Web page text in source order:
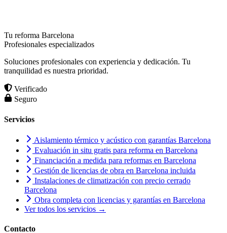
Tu reforma Barcelona
Profesionales especializados
Soluciones profesionales con experiencia y dedicación. Tu
tranquilidad es nuestra prioridad.
Verificado
Seguro
Servicios
Aislamiento térmico y acústico con garantías Barcelona
Evaluación in situ gratis para reforma en Barcelona
Financiación a medida para reformas en Barcelona
Gestión de licencias de obra en Barcelona incluida
Instalaciones de climatización con precio cerrado
Barcelona
Obra completa con licencias y garantías en Barcelona
Ver todos los servicios →
Contacto